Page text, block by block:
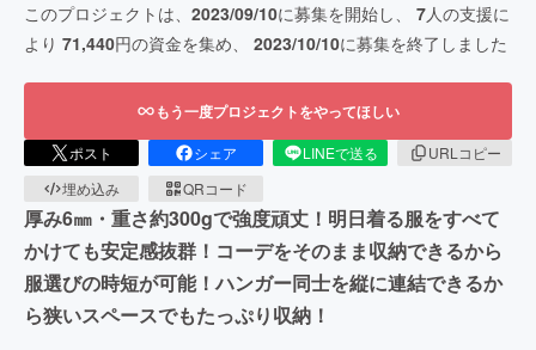
このプロジェクトは、 2023/09/10に募集を開始し、 7人の支援に
より 71,440円の資金を集め、 2023/10/10に募集を終了しました
もう一度プロジェクトをやってほしい
ポスト シェア LINEで送る
URLコピー
埋め込み
QRコード
厚み6㎜・重さ約300gで強度頑丈！明日着る服をすべて
かけても安定感抜群！コーデをそのまま収納できるから
服選びの時短が可能！ハンガー同士を縦に連結できるか
ら狭いスペースでもたっぷり収納！